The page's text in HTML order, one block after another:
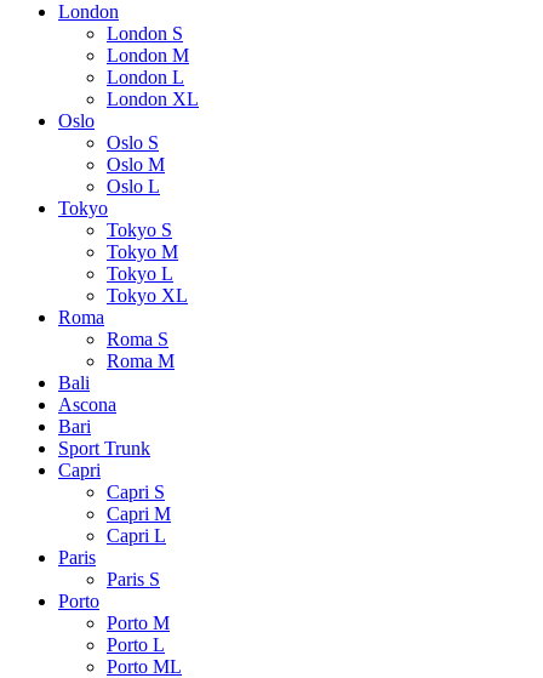
London
London S
London M
London L
London XL
Oslo
Oslo S
Oslo M
Oslo L
Tokyo
Tokyo S
Tokyo M
Tokyo L
Tokyo XL
Roma
Roma S
Roma M
Bali
Ascona
Bari
Sport Trunk
Capri
Capri S
Capri M
Capri L
Paris
Paris S
Porto
Porto M
Porto L
Porto ML